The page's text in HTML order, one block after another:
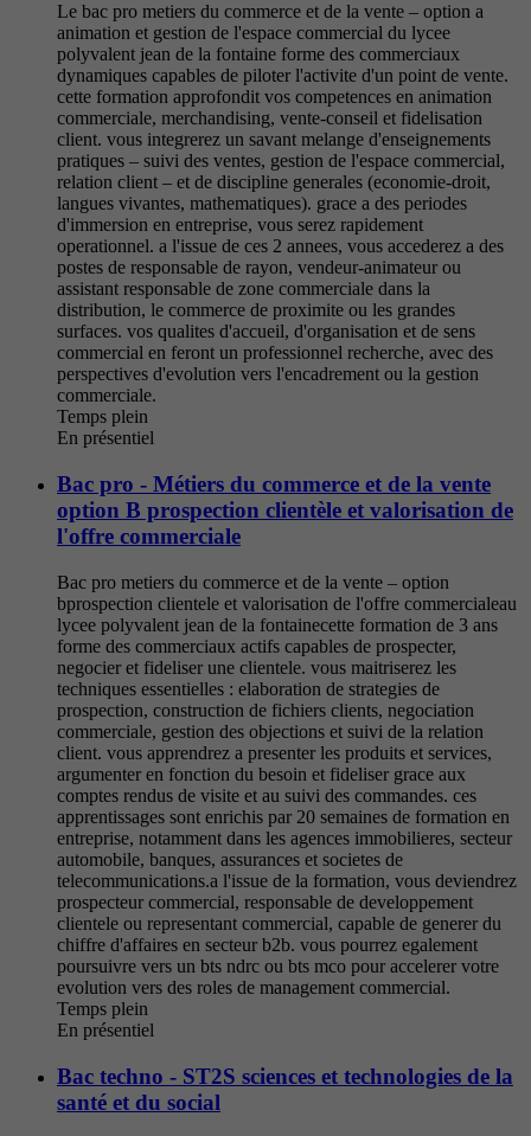
Le bac pro metiers du commerce et de la vente – option a
animation et gestion de l'espace commercial du lycee
polyvalent jean de la fontaine forme des commerciaux
dynamiques capables de piloter l'activite d'un point de vente.
cette formation approfondit vos competences en animation
commerciale, merchandising, vente-conseil et fidelisation
client. vous integrerez un savant melange d'enseignements
pratiques – suivi des ventes, gestion de l'espace commercial,
relation client – et de discipline generales (economie-droit,
langues vivantes, mathematiques). grace a des periodes
d'immersion en entreprise, vous serez rapidement
operationnel. a l'issue de ces 2 annees, vous accederez a des
postes de responsable de rayon, vendeur-animateur ou
assistant responsable de zone commerciale dans la
distribution, le commerce de proximite ou les grandes
surfaces. vos qualites d'accueil, d'organisation et de sens
commercial en feront un professionnel recherche, avec des
perspectives d'evolution vers l'encadrement ou la gestion
commerciale.
Temps plein
En présentiel
Bac pro - Métiers du commerce et de la vente
option B prospection clientèle et valorisation de
l'offre commerciale
Bac pro metiers du commerce et de la vente – option
bprospection clientele et valorisation de l'offre commercialeau
lycee polyvalent jean de la fontainecette formation de 3 ans
forme des commerciaux actifs capables de prospecter,
negocier et fideliser une clientele. vous maitriserez les
techniques essentielles : elaboration de strategies de
prospection, construction de fichiers clients, negociation
commerciale, gestion des objections et suivi de la relation
client. vous apprendrez a presenter les produits et services,
argumenter en fonction du besoin et fideliser grace aux
comptes rendus de visite et au suivi des commandes. ces
apprentissages sont enrichis par 20 semaines de formation en
entreprise, notamment dans les agences immobilieres, secteur
automobile, banques, assurances et societes de
telecommunications.a l'issue de la formation, vous deviendrez
prospecteur commercial, responsable de developpement
clientele ou representant commercial, capable de generer du
chiffre d'affaires en secteur b2b. vous pourrez egalement
poursuivre vers un bts ndrc ou bts mco pour accelerer votre
evolution vers des roles de management commercial.
Temps plein
En présentiel
Bac techno - ST2S sciences et technologies de la
santé et du social